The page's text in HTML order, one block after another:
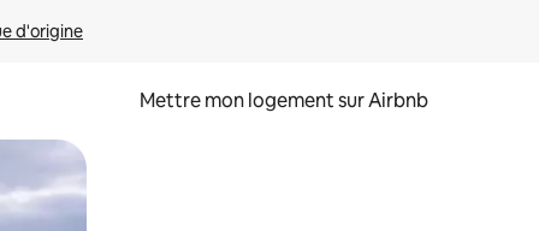
d'origine
Mettre mon logement sur Airbnb